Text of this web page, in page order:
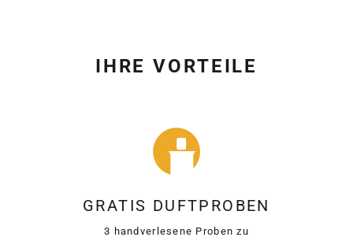
IHRE VORTEILE
GRATIS DUFTPROBEN
3 handverlesene Proben zu